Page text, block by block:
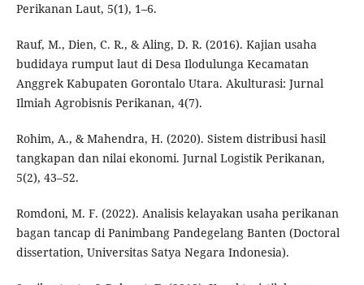
Perikanan Laut, 5(1), 1–6.
Rauf, M., Dien, C. R., & Aling, D. R. (2016). Kajian usaha
budidaya rumput laut di Desa Ilodulunga Kecamatan
Anggrek Kabupaten Gorontalo Utara. Akulturasi: Jurnal
Ilmiah Agrobisnis Perikanan, 4(7).
Rohim, A., & Mahendra, H. (2020). Sistem distribusi hasil
tangkapan dan nilai ekonomi. Jurnal Logistik Perikanan,
5(2), 43–52.
Romdoni, M. F. (2022). Analisis kelayakan usaha perikanan
bagan tancap di Panimbang Pandegelang Banten (Doctoral
dissertation, Universitas Satya Negara Indonesia).